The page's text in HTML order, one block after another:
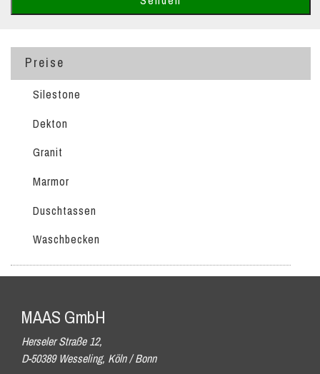
Preise
Silestone
Dekton
Granit
Marmor
Duschtassen
Waschbecken
MAAS GmbH
Herseler Straße 12,
D-50389 Wesseling, Köln / Bonn